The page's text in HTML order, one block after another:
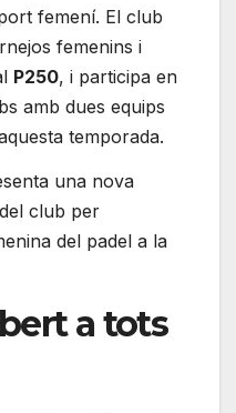
femení. El club
femenins i
P250, i participa en
amb dues equips
temporada.
una nova
club per
del padel a la
a tots